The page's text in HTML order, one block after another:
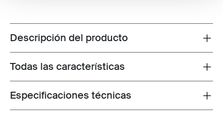
Toggle overview
Descripción del producto
Toggle features
Todas las características
Toggle techspec
Especificaciones técnicas